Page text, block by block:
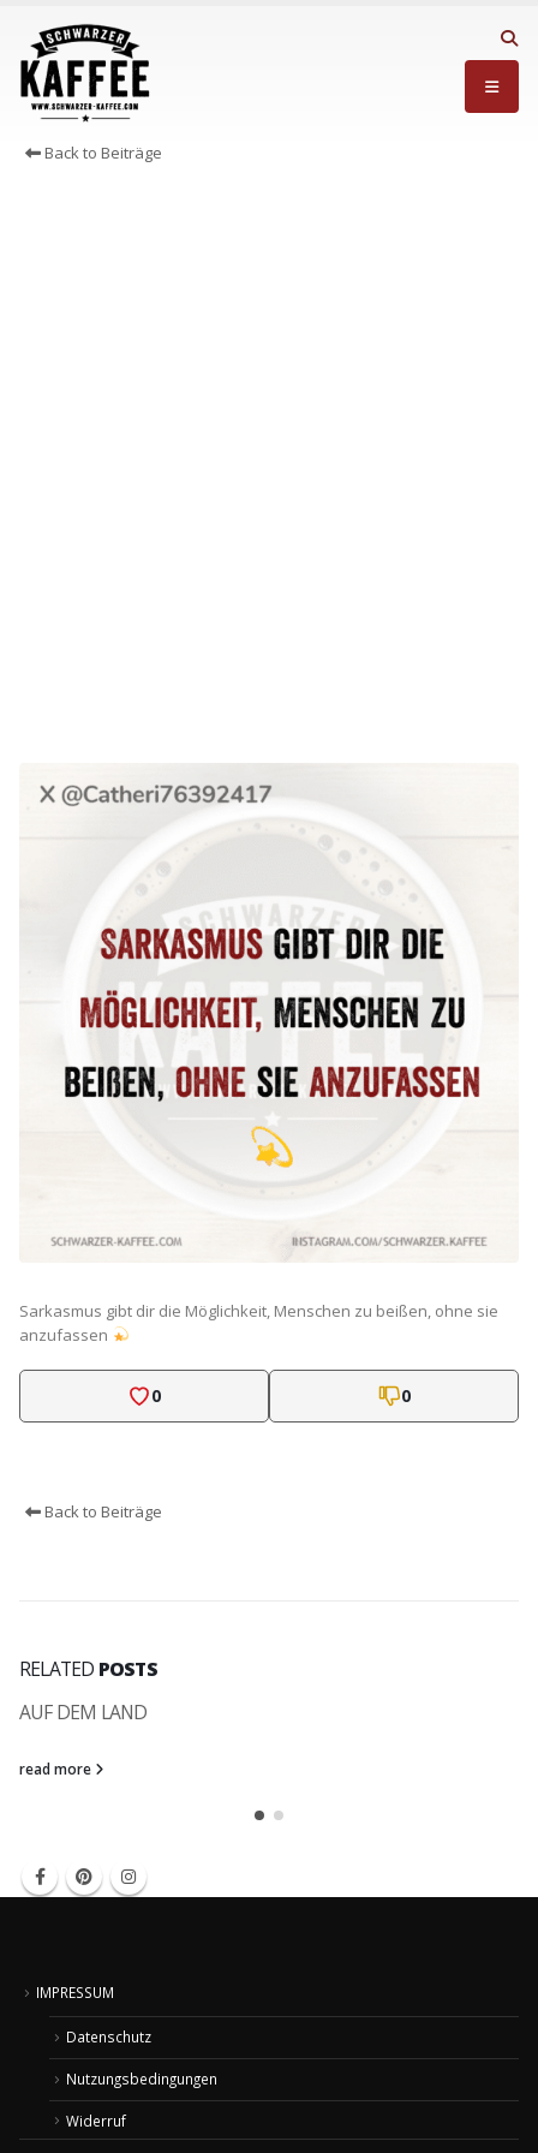
Back to Beiträge
Sarkasmus gibt dir die Möglichkeit, Menschen zu beißen, ohne sie
anzufassen
0 0
Back to Beiträge
RELATED POSTS
AUF DEM LAND
read more
IMPRESSUM
Datenschutz
Nutzungsbedingungen
Widerruf